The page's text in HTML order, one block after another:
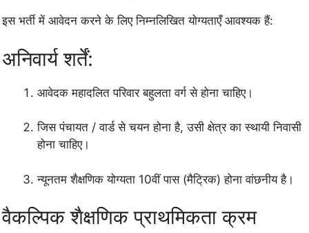
इस भर्ती में आवेदन करने के लिए निम्नलिखित योग्यताएँ आवश्यक हैं:
अनिवार्य शर्तें:
आवेदक महादलित परिवार बहुलता वर्ग से होना चाहिए।
जिस पंचायत / वार्ड से चयन होना है, उसी क्षेत्र का स्थायी निवासी
होना चाहिए।
न्यूनतम शैक्षणिक योग्यता 10वीं पास (मैट्रिक) होना वांछनीय है।
वैकल्पिक शैक्षणिक प्राथमिकता क्रम